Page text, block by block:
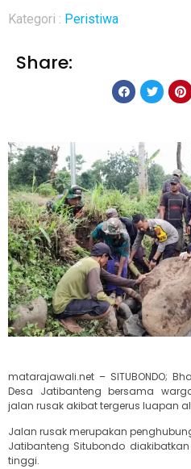
Kategori : Peristiwa
Share:
matarajawali.net – SITUBONDO;
Desa Jatibanteng bersama
jalan rusak akibat tergerus luapan
Jalan rusak merupakan
Jatibanteng Situbondo
tinggi.